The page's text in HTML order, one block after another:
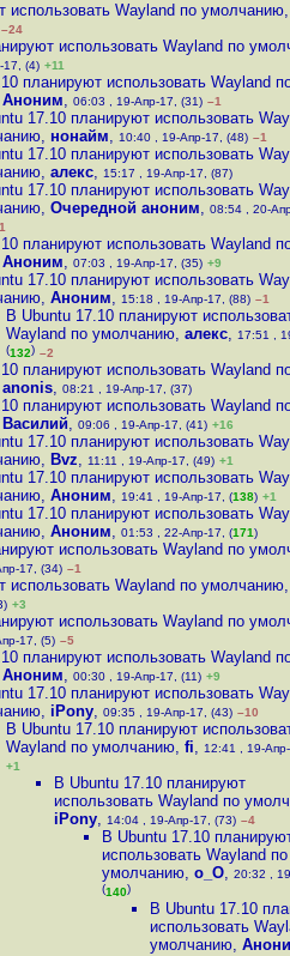
использовать Wayland по умолчанию,
–24
использовать Wayland по
17, (4) +11
планируют использовать Wayland
Аноним, 06:03 , 19-Апр-17, (31) –1
17.10 планируют использовать
, нонайм, 10:40 , 19-Апр-17, (48) –1
17.10 планируют использовать
, алекс, 15:17 , 19-Апр-17, (87)
17.10 планируют использовать
, Очередной аноним, 08:54 , 20-
планируют использовать Wayland
Аноним, 07:03 , 19-Апр-17, (35) +9
17.10 планируют использовать
, Аноним, 15:18 , 19-Апр-17, (88) –1
В Ubuntu 17.10 планируют
Wayland по умолчанию, алекс, 17:51 ,
(132) –2
планируют использовать Wayland
anonis, 08:21 , 19-Апр-17, (37)
планируют использовать Wayland
Василий, 09:06 , 19-Апр-17, (41) +16
17.10 планируют использовать
, Bvz, 11:11 , 19-Апр-17, (49) +1
17.10 планируют использовать
, Аноним, 19:41 , 19-Апр-17, (138) +1
17.10 планируют использовать
, Аноним, 01:53 , 22-Апр-17, (171)
использовать Wayland по
17, (34) –1
использовать Wayland по умолчанию,
+3
использовать Wayland по
17, (5) –5
планируют использовать Wayland
Аноним, 00:30 , 19-Апр-17, (11) +9
17.10 планируют использовать
, iPony, 09:35 , 19-Апр-17, (43) –10
В Ubuntu 17.10 планируют
Wayland по умолчанию, fi, 12:41 , 19-
+1
В Ubuntu 17.10 планируют
использовать Wayland по
iPony, 14:04 , 19-Апр-17, (73) –4
В Ubuntu 17.10
использовать Wayland по
умолчанию, o_O, 20:32 ,
(140)
В Ubuntu 17.10
использовать
умолчанию,